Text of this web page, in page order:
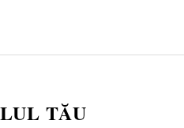
TĂU